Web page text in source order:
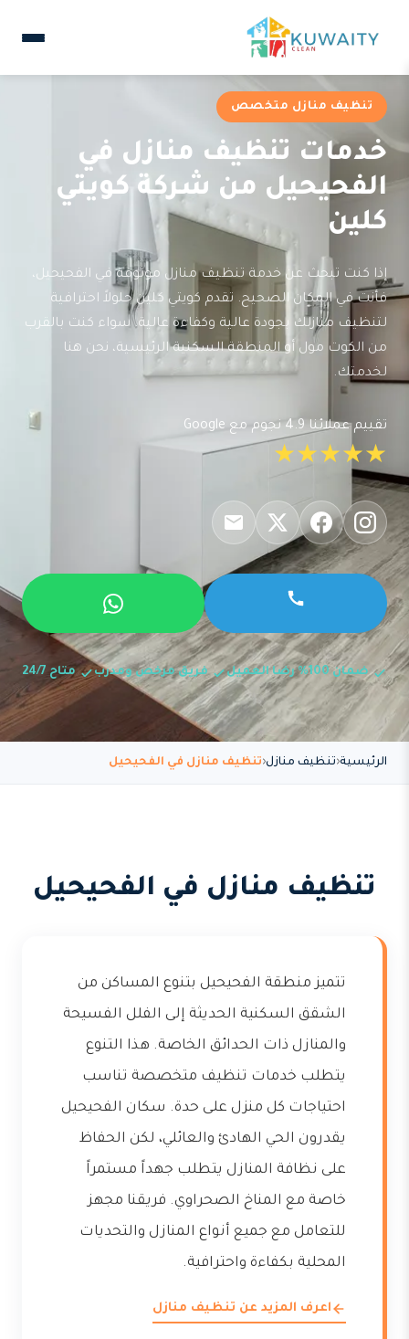
تنظيف منازل متخصص
خدمات تنظيف منازل في
الفحيحيل من شركة كويتي
كلين
إذا كنت تبحث عن خدمة تنظيف منازل موثوقة في الفحيحيل،
فأنت في المكان الصحيح. تقدم كويتي كلين حلولاً احترافية
لتنظيف منازلك بجودة عالية وكفاءة عالية. سواء كنت بالقرب
من الكوت مول أو المنطقة السكنية الرئيسية، نحن هنا
لخدمتك.
تقييم عملائنا 4.9 نجوم مع Google
★★★★★
ضمان 100% رضا العميل فريق مرخص ومدرب متاح 24/7
الرئيسية تنظيف منازل تنظيف منازل في الفحيحيل
تنظيف منازل في الفحيحيل
تتميز منطقة الفحيحيل بتنوع المساكن من
الشقق السكنية الحديثة إلى الفلل الفسيحة
والمنازل ذات الحدائق الخاصة. هذا التنوع
يتطلب خدمات تنظيف متخصصة تناسب
احتياجات كل منزل على حدة. سكان الفحيحيل
يقدرون الحي الهادئ والعائلي، لكن الحفاظ
على نظافة المنازل يتطلب جهداً مستمراً
خاصة مع المناخ الصحراوي. فريقنا مجهز
للتعامل مع جميع أنواع المنازل والتحديات
المحلية بكفاءة واحترافية.
اعرف المزيد عن تنظيف منازل